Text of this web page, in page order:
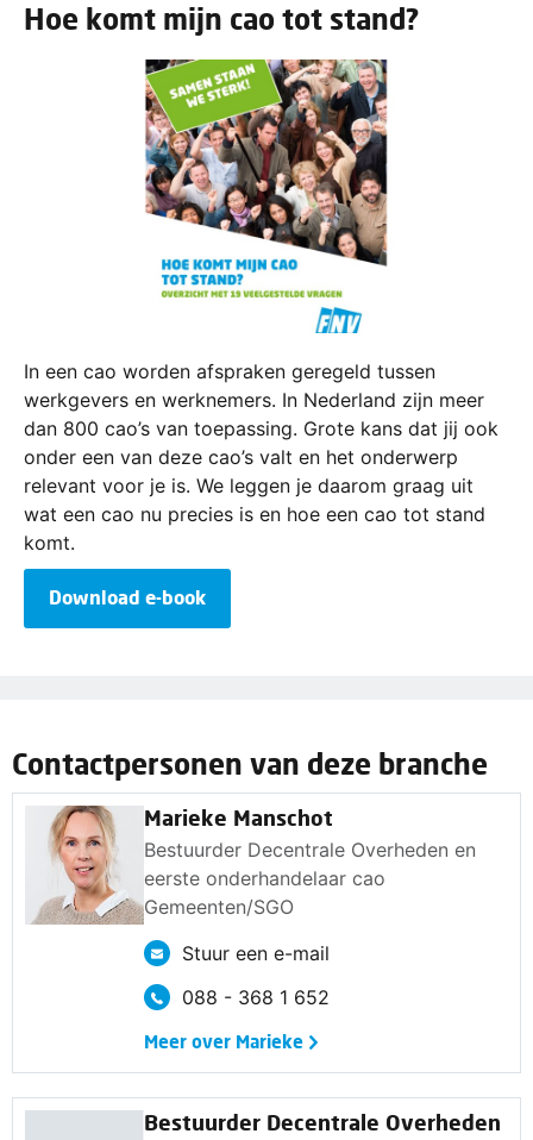
Hoe komt mijn cao tot stand?
In een cao worden afspraken geregeld tussen
werkgevers en werknemers. In Nederland zijn meer
dan 800 cao’s van toepassing. Grote kans dat jij ook
onder een van deze cao’s valt en het onderwerp
relevant voor je is. We leggen je daarom graag uit
wat een cao nu precies is en hoe een cao tot stand
komt.
Download e-book
Contactpersonen van deze branche
Marieke Manschot
Bestuurder Decentrale Overheden en
eerste onderhandelaar cao
Gemeenten/SGO
Stuur een e-mail
088 - 368 1 652
Meer over Marieke
Bestuurder Decentrale Overheden